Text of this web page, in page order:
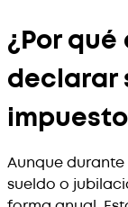
¿Por
declarar
Aunque durante
sueldo o